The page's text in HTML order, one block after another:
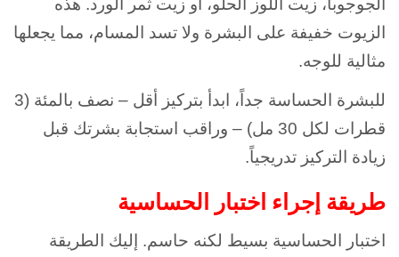
الجوجوبا، زيت اللوز الحلو، أو زيت ثمر الورد. هذه
الزيوت خفيفة على البشرة ولا تسد المسام، مما يجعلها
مثالية للوجه.
للبشرة الحساسة جداً، ابدأ بتركيز أقل – نصف بالمئة (3
قطرات لكل 30 مل) – وراقب استجابة بشرتك قبل
زيادة التركيز تدريجياً.
طريقة إجراء اختبار الحساسية
اختبار الحساسية بسيط لكنه حاسم. إليك الطريقة